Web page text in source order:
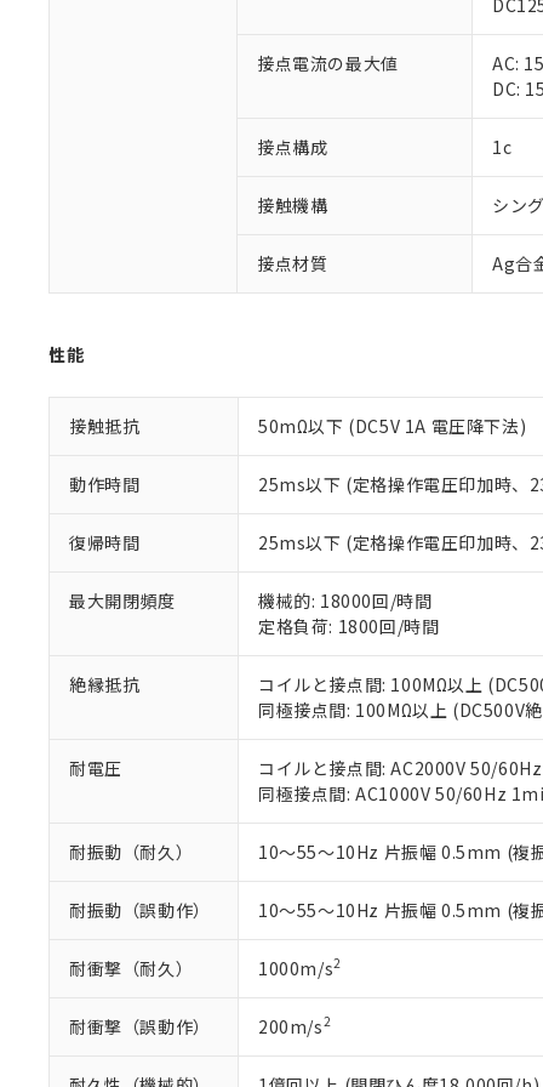
接点電流の最大値
AC:
DC:
接点構成 1c
接触機構 シン
接点材質 Ag合
性能
接触抵抗 50mΩ以下 (DC5V 1A 電圧降下法)
動作時間 25ms以下 (定格操作電圧印加時、
復帰時間 25ms以下 (定格操作電圧印加時、
最大開閉頻度
機械的: 18000回/時間
定格負荷: 1800回/時間
絶縁抵抗
コイルと接点間: 100MΩ以上
同極接点間: 100MΩ以上 (DC500V
耐電圧
コイルと接点間: AC2000V 50/
同極接点間: AC1000V 50/60Hz
耐振動（耐久） 10～55～10Hz 片振幅 0.5mm (複
耐振動（誤動作） 10～55～10Hz 片振幅 0.5mm (複
耐衝撃（耐久） 1000m/s2
耐衝撃（誤動作） 200m/s2
以下の条件をお読
本サービス
くものです。
当社制御機
のであり、
い。
当社販売員に
オムロン制
在庫状況お
す。
お客様が当
が、当社の
さい。
※当社の共同
いる法人を
※1 対応状況
対応予定：EU
対応予定なし：
があります。
六価クロム(Cr(Ⅵ))
但し、RoHS指令で産業
フタル酸エステル類の
※2 対応予定月
部品在庫の切り替
※3 非含有証明
EU RoHS指令（
51物質の非含有証
※本証明書は発行
「○」：最大均質
「×」：最大均質
*中国RoHS10物質の基
Pb(鉛) :1000ppm、 Hg(
Cr(Ⅵ)(六価クロム) :
DBP(フタル酸ジブチル
DEHP(フタル酸ビス(2-
※2 環境保護使
「ｅ」：有害物質
「10」：通常の使
味します。
「－」：未確認で
当社は、こ
う）を輸出
ます。
当社は貴社
当社は、貴
また当社は
たしません。
記
号
説明
○ 一定数
△
－
在庫な
機器販売
空
白
受注生